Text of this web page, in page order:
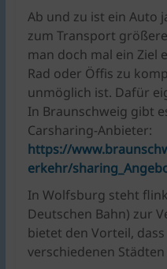
Ab und zu ist ein Auto
zum Transport
man doch mal ein Ziel
Rad oder Öffis zu
unmöglich ist. Dafür
In Braunschweig gibt
Carsharing-Anbieter:
https://
erkehr/
In Wolfsburg steht
Deutschen Bahn) zur
bietet den Vorteil,
verschiedenen